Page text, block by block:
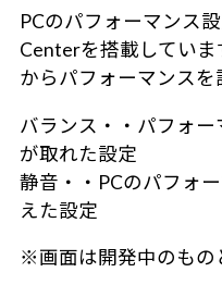
PCのパフォーマンス
Centerを搭載してい
からパフォーマンスを
バランス・・パフォ
が取れた設定
静音・・PCのパフォ
えた設定
※画面は開発中のもの